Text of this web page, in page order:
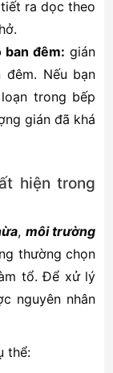
ra dọc theo
ban đêm: gián
Nếu bạn
trong bếp
gián đã khá
hiện trong
, môi trường
thường chọn
tổ. Để xử lý
nguyên nhân
thể: